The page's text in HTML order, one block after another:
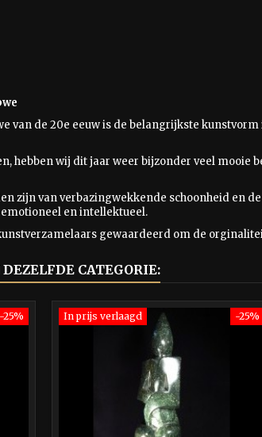
van de 20e eeuw is de belangrijkste kunstvorm
hebben wij dit jaar weer bijzonder veel
zijn van verbazingwekkende schoonheid en
en intellektueel.
gewaardeerd om de
CATEGORIE:
-25% -25%
In prijs verlaagd